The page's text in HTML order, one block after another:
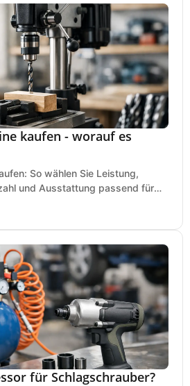
kaufen - worauf es
So wählen Sie Leistung,
und Ausstattung passend für
für Schlagschrauber?